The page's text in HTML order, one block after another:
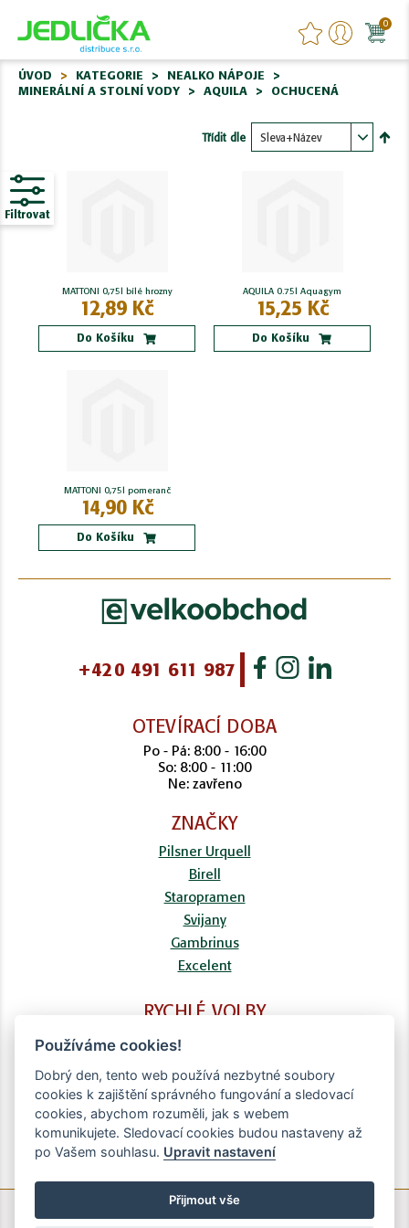
0
ÚVOD KATEGORIE
NEALKO NÁPOJE
MINERÁLNÍ A STOLNÍ VODY
AQUILA OCHUCENÁ
Třídit dle
MATTONI 0,75l bílé hrozny
12,89 Kč
Do Košíku
AQUILA 0.75l Aquagym
15,25 Kč
Do Košíku
MATTONI 0,75l pomeranč
14,90 Kč
Do Košíku
Filtrovat
+420 491 611 987
OTEVÍRACÍ DOBA
Po - Pá: 8:00 - 16:00
So: 8:00 - 11:00
Ne: zavřeno
ZNAČKY
Pilsner Urquell
Birell
Staropramen
Svijany
Gambrinus
Excelent
RYCHLÉ VOLBY
Doprava
Obchodní podmínky
Zpracování osobních údajů
© Copyright Brighten Digital - 2020
Používáme cookies!
Dobrý den, tento web používá nezbytné soubory
cookies k zajištění správného fungování a sledovací
cookies, abychom rozuměli, jak s webem
komunikujete. Sledovací cookies budou nastaveny až
po Vašem souhlasu. Upravit nastavení
Přijmout vše